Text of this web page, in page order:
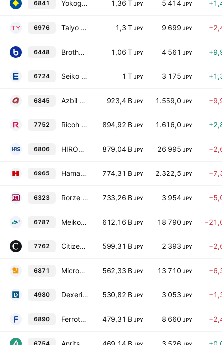
6841 Yokogawa Electric Corp. 1,36 T JPY 5.414 JPY
6976 Taiyo Yuden Co., Ltd. 1,3 T JPY 9.699 JPY
6448 Brother Industries, Ltd. 1,06 T JPY 4.561 JPY
6724 Seiko Epson Corp. 1 T JPY 3.175 JPY
6845 Azbil Corporation 923,4 B JPY 1.559,0 JPY
7752 Ricoh Company, Ltd. 894,92 B JPY 1.616,0 JPY
6806 HIROSE ELECTRIC CO., LTD. 879,04 B JPY 26.995 JPY
6965 Hamamatsu Photonics K.K. 774,31 B JPY 2.322,5 JPY
6323 Rorze Corporation 733,26 B JPY 3.954 JPY
6787 Meiko Electronics Co., Ltd. 612,16 B JPY 18.790 JPY
7762 Citizen Watch Co, Ltd. 599,31 B JPY 2.393 JPY
6871 Micronics Japan Co., Ltd. 562,33 B JPY 13.710 JPY
4980 Dexerials Corp. 530,82 B JPY 3.053 JPY
6890 Ferrotec Corporation 479,31 B JPY 8.660 JPY
6754 Anritsu Corporation 469,14 B 3.526